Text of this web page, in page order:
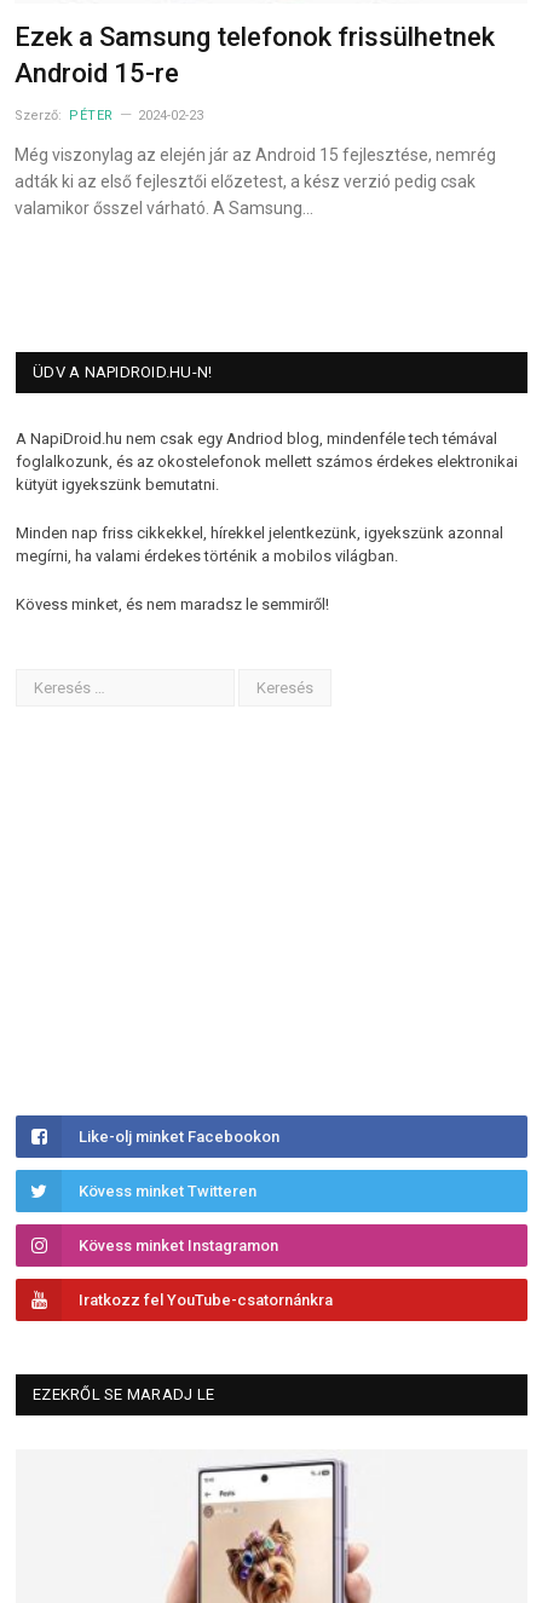
Ezek a Samsung telefonok frissülhetnek
Android 15-re
Szerző: PÉTER 2024-02-23
Még viszonylag az elején jár az Android 15 fejlesztése, nemrég
adták ki az első fejlesztői előzetest, a kész verzió pedig csak
valamikor ősszel várható. A Samsung…
ÜDV A NAPIDROID.HU-N!
A NapiDroid.hu nem csak egy Andriod blog, mindenféle tech témával
foglalkozunk, és az okostelefonok mellett számos érdekes elektronikai
kütyüt igyekszünk bemutatni.
Minden nap friss cikkekkel, hírekkel jelentkezünk, igyekszünk azonnal
megírni, ha valami érdekes történik a mobilos világban.
Kövess minket, és nem maradsz le semmiről!
Like-olj minket Facebookon
Kövess minket Twitteren
Kövess minket Instagramon
Iratkozz fel YouTube-csatornánkra
EZEKRŐL SE MARADJ LE